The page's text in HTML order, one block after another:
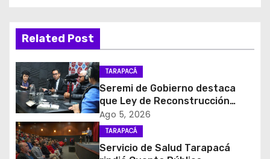
g
a
c
i
ó
n
Related Post
TARAPACÁ
Seremi de Gobierno destaca
que Ley de Reconstrucción
Nacional impulsará la inversión
y el empleo en Tarapacá
Ago 5, 2026
TARAPACÁ
Servicio de Salud Tarapacá